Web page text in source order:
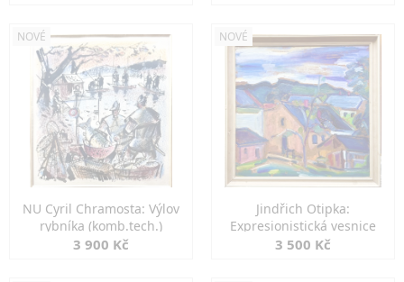
NOVÉ
NU Cyril Chramosta: Výlov
rybníka (komb.tech.)
3 900 Kč
NOVÉ
Jindřich Otipka:
Expresionistická vesnice
3 500 Kč